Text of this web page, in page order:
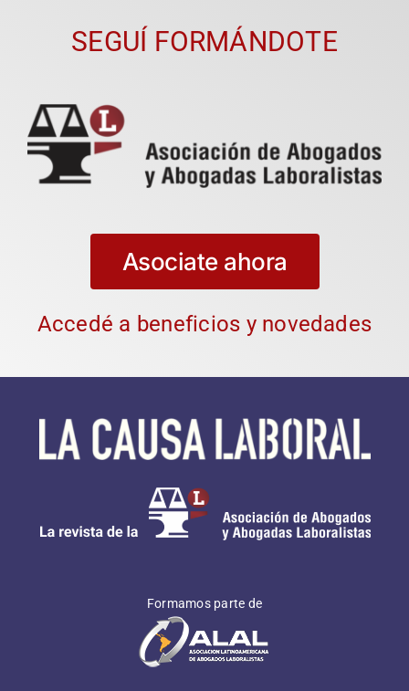
SEGUÍ FORMÁNDOTE
Asociate ahora
Accedé a beneficios y novedades
Formamos parte de